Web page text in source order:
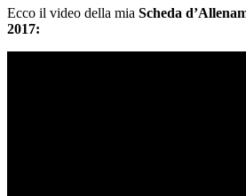
Ecco il video della mia Scheda
2017: